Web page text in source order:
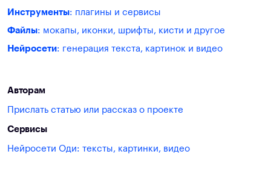
Инструменты: плагины и сервисы
Файлы: мокапы, иконки, шрифты, кисти и другое
Нейросети: генерация текста, картинок и видео
Авторам
Прислать статью или рассказ о проекте
Сервисы
Нейросети Оди: тексты, картинки, видео